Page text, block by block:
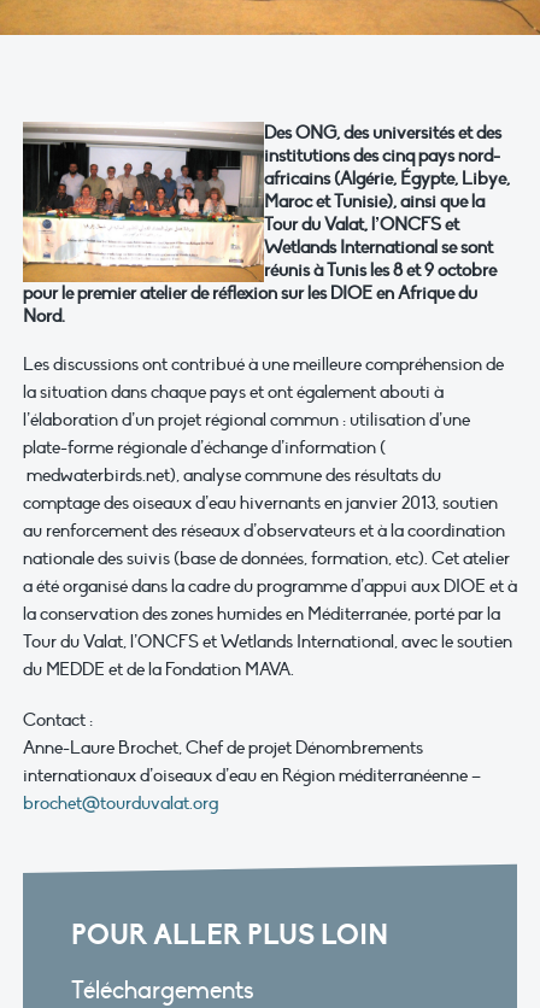
Des ONG, des universités et des
institutions des cinq pays nord-
africains (Algérie, Égypte, Libye,
Maroc et Tunisie), ainsi que la
Tour du Valat, l’ONCFS et
Wetlands International se sont
réunis à Tunis les 8 et 9 octobre
pour le premier atelier de réflexion sur les DIOE en Afrique du
Nord.
Les discussions ont contribué à une meilleure compréhension de
la situation dans chaque pays et ont également abouti à
l’élaboration d’un projet régional commun : utilisation d’une
plate-forme régionale d’échange d’information (
medwaterbirds.net), analyse commune des résultats du
comptage des oiseaux d’eau hivernants en janvier 2013, soutien
au renforcement des réseaux d’observateurs et à la coordination
nationale des suivis (base de données, formation, etc). Cet atelier
a été organisé dans la cadre du programme d’appui aux DIOE et à
la conservation des zones humides en Méditerranée, porté par la
Tour du Valat, l’ONCFS et Wetlands International, avec le soutien
du MEDDE et de la Fondation MAVA.
Contact :
Anne-Laure Brochet, Chef de projet Dénombrements
internationaux d’oiseaux d’eau en Région méditerranéenne –
brochet@tourduvalat.org
POUR ALLER PLUS LOIN
Téléchargements